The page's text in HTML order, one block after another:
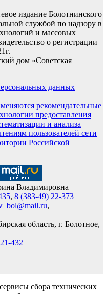
издание Болотнинского
службой по надзору в
и массовых
о регистрации
дом «Советская
данных
рекомендательные
предоставления
и анализа
пользователей сети
Российской
Владимировна
, 8 (383-49) 22-373
,
область, г. Болотное,
432
сбора технических